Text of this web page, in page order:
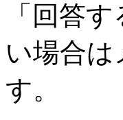
「回答
い場合
す。